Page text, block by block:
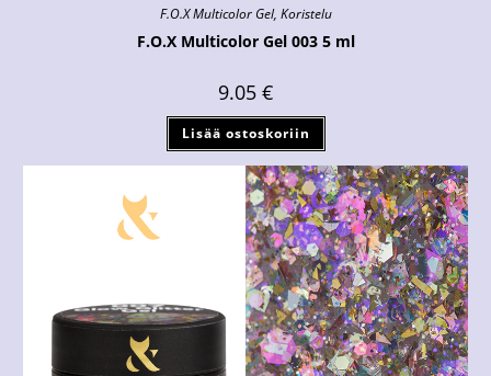
F.O.X Multicolor Gel, Koristelu
F.O.X Multicolor Gel 003 5 ml
9.05 €
Lisää ostoskoriin